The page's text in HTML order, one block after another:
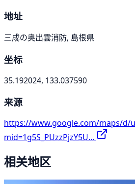
地址
三成の奥出雲消防, 島根県
坐标
35.192024, 133.037590
来源
https://www.google.com/maps/d/
mid=1g5S_PUzzPjzY5U...
相关地区